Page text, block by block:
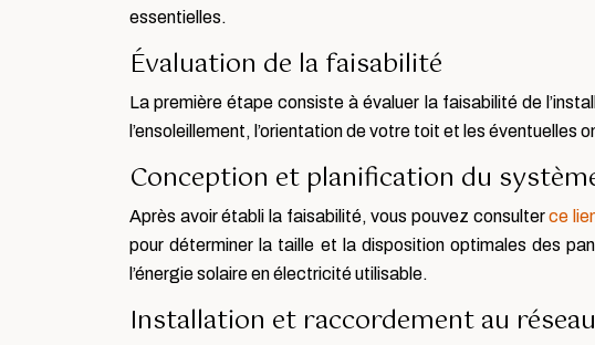
essentielles.
Évaluation de la faisabilité
La première étape consiste à évaluer la faisabilité de
l’ensoleillement, l’orientation de votre toit et les éventuelles
Conception et planification du
Après avoir établi la faisabilité, vous pouvez consulterce
pour déterminer la taille et la disposition optimales des
l’énergie solaire en électricité utilisable.
Installation et raccordement au réseau